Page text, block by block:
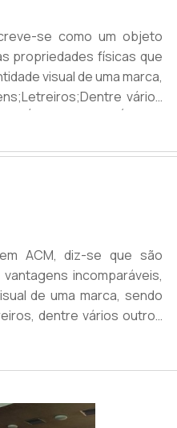
se como um objeto
propriedades físicas que
visual de uma marca,
vários
DE BENEFÍCIOSO
para segmentos como
ACM, diz-se que são
incomparáveis,
de uma marca, sendo
dentre vários outros
placa vem se
segmentos como cafés,